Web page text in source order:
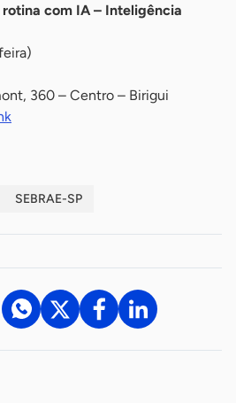
com IA – Inteligência
360 – Centro – Birigui
SEBRAE-SP